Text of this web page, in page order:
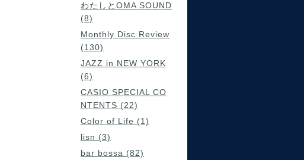
わたしとOMA SOUND
(8)
Monthly Disc Review
(130)
JAZZ in NEW YORK
(6)
CASIO SPECIAL CO
NTENTS (22)
Color of Life (1)
lisn (3)
bar bossa (82)